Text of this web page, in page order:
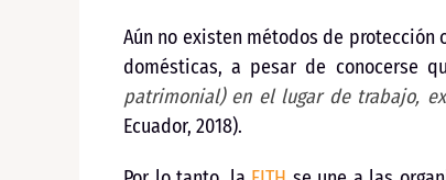
Aún no existen métodos de
domésticas, a pesar de conocerse
patrimonial) en el lugar de trabajo,
Ecuador, 2018).